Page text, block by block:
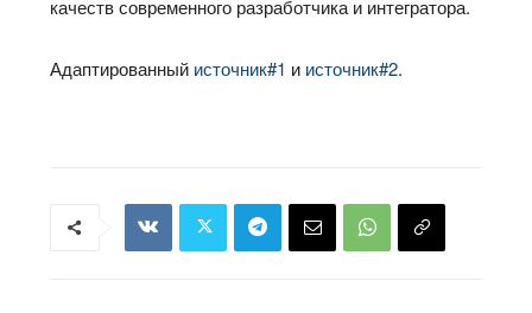
качеств современного разработчика и интегратора.
Адаптированный источник#1 и источник#2.